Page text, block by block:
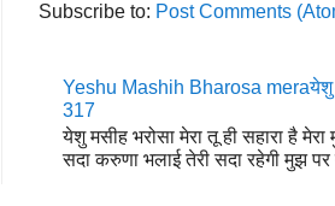
Subscribe to: Post Comments
Yeshu Mashih Bharosa meraयेशु
317
येशु मसीह भरोसा मेरा तू ही सहारा है
सदा करुणा भलाई तेरी सदा रहेगी मुझ पर